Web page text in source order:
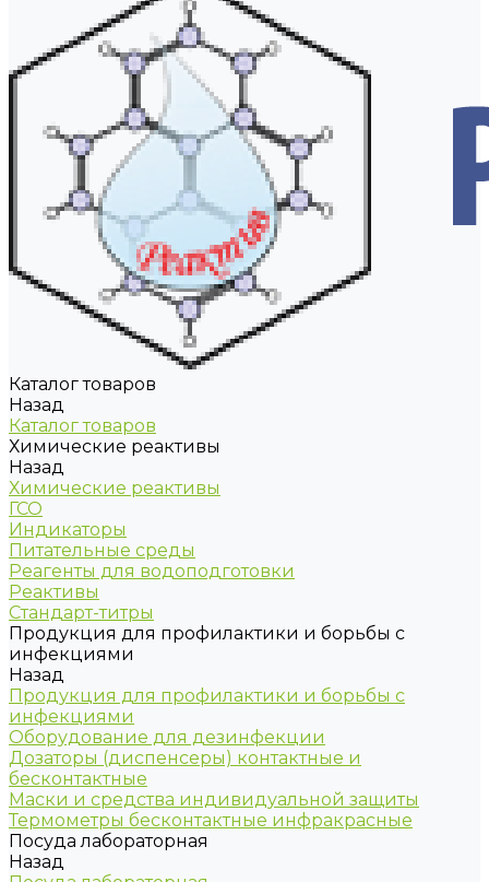
Каталог товаров
Назад
Каталог товаров
Химические реактивы
Назад
Химические реактивы
ГСО
Индикаторы
Питательные среды
Реагенты для водоподготовки
Реактивы
Стандарт-титры
Продукция для профилактики и борьбы с
инфекциями
Назад
Продукция для профилактики и борьбы с
инфекциями
Оборудование для дезинфекции
Дозаторы (диспенсеры) контактные и
бесконтактные
Маски и средства индивидуальной защиты
Термометры бесконтактные инфракрасные
Посуда лабораторная
Назад